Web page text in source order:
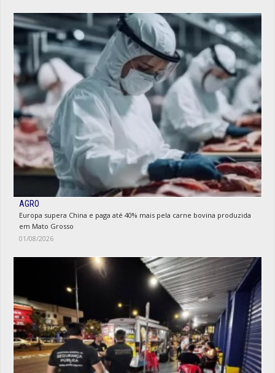
AGRO
Europa supera China e paga até 40% mais pela carne bovina produzida
em Mato Grosso
01/08/2026